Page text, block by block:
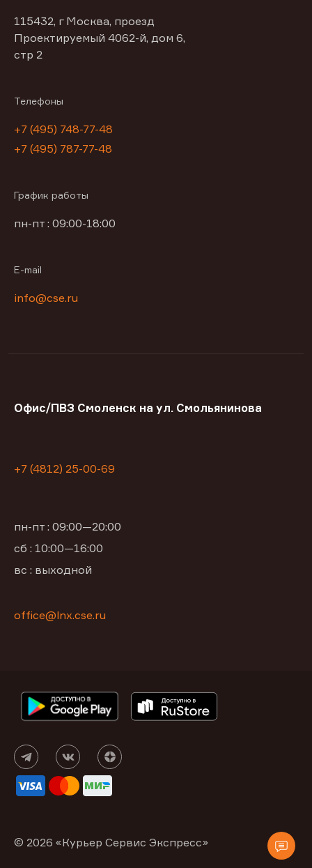
115432, г Москва, проезд
Проектируемый 4062-й, дом 6,
стр 2
Телефоны
+7 (495) 748-77-48
+7 (495) 787-77-48
График работы
пн-пт : 09:00-18:00
E-mail
info@cse.ru
Офис/ПВЗ Смоленск на ул. Смольянинова
+7 (4812) 25-00-69
пн-пт : 09:00—20:00
сб : 10:00—16:00
вс : выходной
office@lnx.cse.ru
© 2026 «Курьер Сервис Экспресс»